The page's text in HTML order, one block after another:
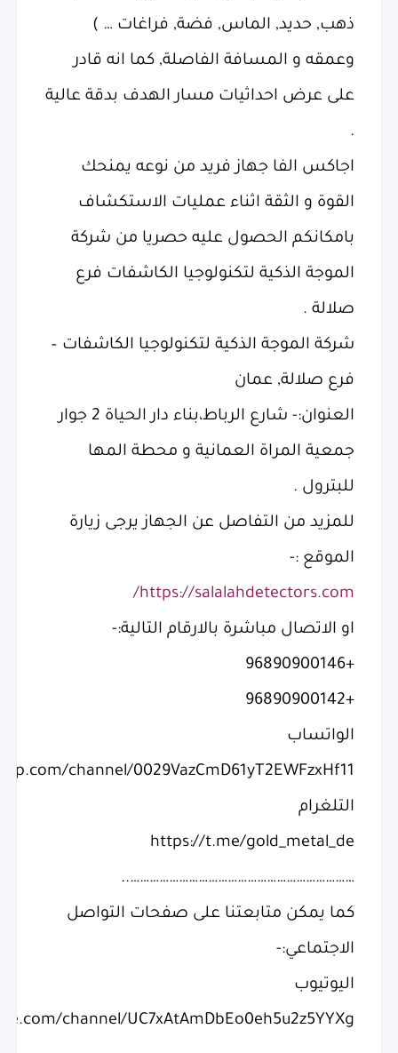
ذهب, حديد, الماس, فضة, فراغات … )
وعمقه و المسافة الفاصلة, كما انه قادر
على عرض احداثيات مسار الهدف بدقة عالية
.
اجاكس الفا جهاز فريد من نوعه يمنحك
القوة و الثقة اثناء عمليات الاستكشاف
بامكانكم الحصول عليه حصريا من شركة
الموجة الذكية لتكنولوجيا الكاشفات فرع
صلالة .
شركة الموجة الذكية لتكنولوجيا الكاشفات –
فرع صلالة, عمان
العنوان:- شارع الرباط،بناء دار الحياة 2 جوار
جمعية المراة العمانية و محطة المها
للبترول .
للمزيد من التفاصل عن الجهاز يرجى زيارة
الموقع :-
https://salalahdetectors.com/
او الاتصال مباشرة بالارقام التالية:-
+96890900146
+96890900142
الواتساب
channel/0029VazCmD61yT2EWFzxHf11
التلغرام
https://t.me/gold_metal_de
……………………………………………………………..
كما يمكن متابعتنا على صفحات التواصل
الاجتماعي:-
اليوتيوب
channel/UC7xAtAmDbEo0eh5u2z5YYXg